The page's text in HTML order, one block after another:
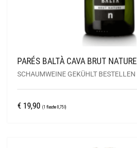
PARÉS BALTÀ CAVA BRUT NATURE
SCHAUMWEINE GEKÜHLT BESTELLEN
€ 19,90 (1 flasche 0,75 l)